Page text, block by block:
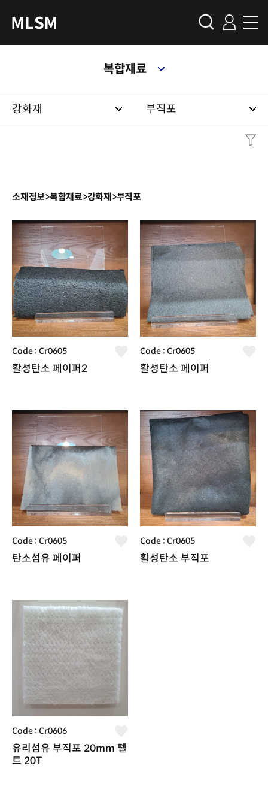
복합재료
강화재 부직포
소재정보>복합재료>강화재>부직포
Code : Cr0605
활성탄소 페이퍼2
Code : Cr0605
활성탄소 페이퍼
Code : Cr0605
탄소섬유 페이퍼
Code : Cr0605
활성탄소 부직포
Code : Cr0606
유리섬유 부직포 20mm 펠
트 20T